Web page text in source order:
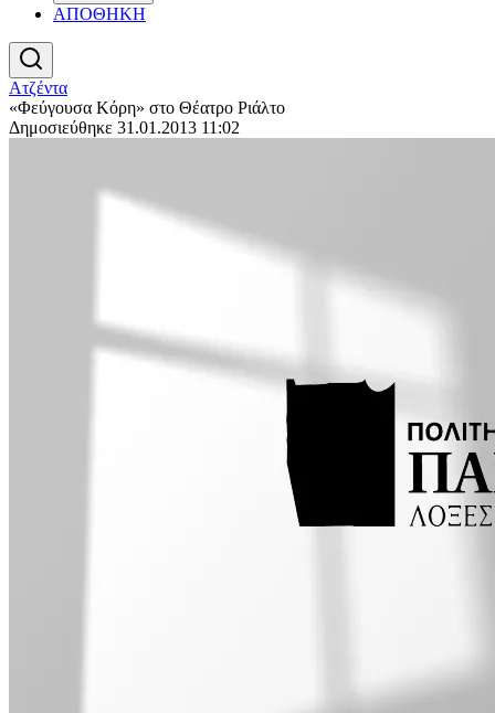
ΑΠΟΘΗΚΗ
Ατζέντα
«Φεύγουσα Κόρη» στο Θέατρο Ριάλτο
Δημοσιεύθηκε 31.01.2013 11:02